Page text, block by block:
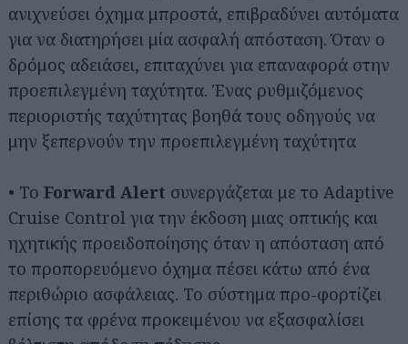
ανιχνεύσει όχημα μπροστά, επιβραδύνει αυτόματα
για να διατηρήσει μία ασφαλή απόσταση. Όταν ο
δρόμος αδειάσει, επιταχύνει για επαναφορά στην
προεπιλεγμένη ταχύτητα. Ένας ρυθμιζόμενος
περιοριστής ταχύτητας βοηθά τους οδηγούς να
μην ξεπερνούν την προεπιλεγμένη ταχύτητα
• Το Forward Alert συνεργάζεται με το Adaptive
Cruise Control για την έκδοση μιας οπτικής και
ηχητικής προειδοποίησης όταν η απόσταση από
το προπορευόμενο όχημα πέσει κάτω από ένα
περιθώριο ασφάλειας. Το σύστημα προ-φορτίζει
επίσης τα φρένα προκειμένου να εξασφαλίσει